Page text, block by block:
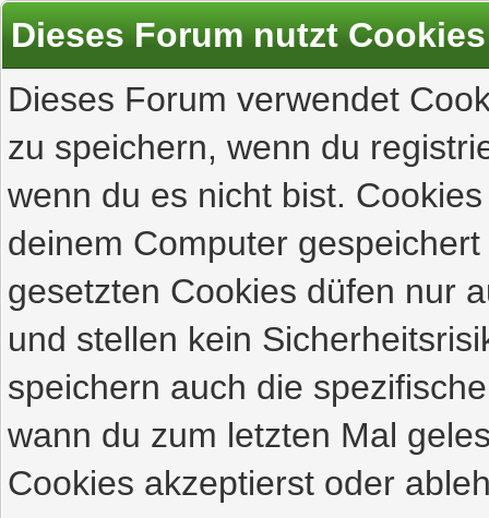
Dieses Forum nutzt Cookies
Dieses Forum verwendet
zu speichern, wenn du
wenn du es nicht bist.
deinem Computer
gesetzten Cookies düfen nur
und stellen kein
speichern auch die
wann du zum letzten Mal
Cookies akzeptierst oder